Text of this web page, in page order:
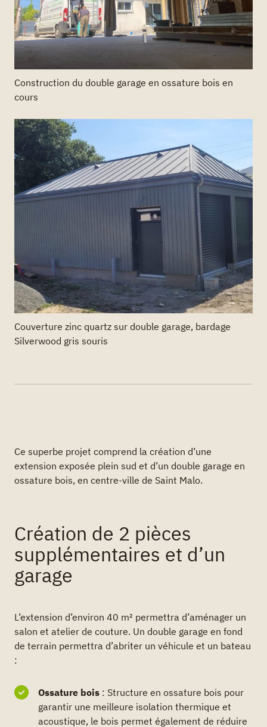
Construction du double garage en ossature bois en
cours
Couverture zinc quartz sur double garage, bardage
Silverwood gris souris
Ce superbe projet comprend la création d’une
extension exposée plein sud et d’un double garage en
ossature bois, en centre-ville de Saint Malo.
Création de 2 pièces
supplémentaires et d’un
garage
L’extension d’environ 40 m² permettra d’aménager un
salon et atelier de couture. Un double garage en fond
de terrain permettra d’abriter un véhicule et un bateau
:
Ossature bois: Structure en ossature bois pour
garantir une meilleure isolation thermique et
acoustique, le bois permet également de réduire